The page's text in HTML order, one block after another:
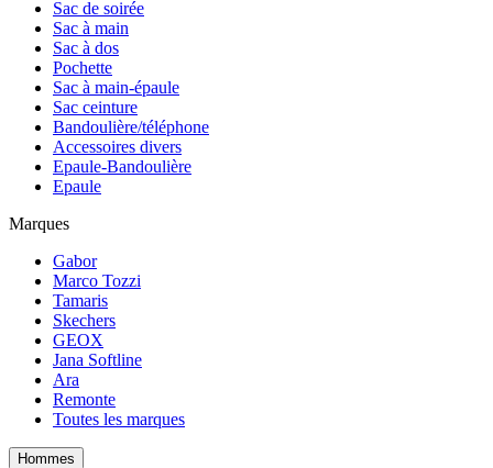
Sac de soirée
Sac à main
Sac à dos
Pochette
Sac à main-épaule
Sac ceinture
Bandoulière/téléphone
Accessoires divers
Epaule-Bandoulière
Epaule
Marques
Gabor
Marco Tozzi
Tamaris
Skechers
GEOX
Jana Softline
Ara
Remonte
Toutes les marques
Hommes